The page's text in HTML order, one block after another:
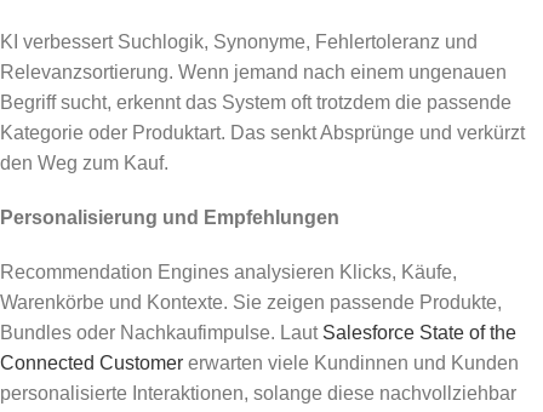
KI verbessert Suchlogik, Synonyme, Fehlertoleranz und
Relevanzsortierung. Wenn jemand nach einem ungenauen
Begriff sucht, erkennt das System oft trotzdem die passende
Kategorie oder Produktart. Das senkt Absprünge und verkürzt
den Weg zum Kauf.
Personalisierung und Empfehlungen
Recommendation Engines analysieren Klicks, Käufe,
Warenkörbe und Kontexte. Sie zeigen passende Produkte,
Bundles oder Nachkaufimpulse. Laut Salesforce State of the
Connected Customer erwarten viele Kundinnen und Kunden
personalisierte Interaktionen, solange diese nachvollziehbar